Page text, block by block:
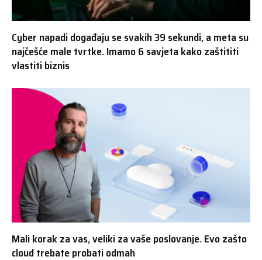
Cyber napadi događaju se svakih 39 sekundi, a meta su
najčešće male tvrtke. Imamo 6 savjeta kako zaštititi
vlastiti biznis
Mali korak za vas, veliki za vaše poslovanje. Evo zašto
cloud trebate probati odmah